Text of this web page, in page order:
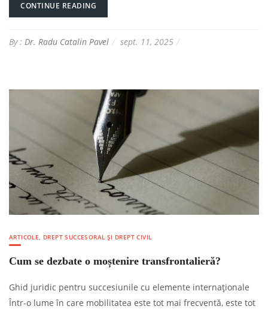
CONTINUE READING
By : Dr. Radu Catalin Pavel sept. 11, 2025
ARTICOLE, DREPT SUCCESORAL ȘI DREPT CIVIL
Cum se dezbate o moștenire transfrontalieră?
Ghid juridic pentru succesiunile cu elemente internaționale
Într-o lume în care mobilitatea este tot mai frecventă, este tot